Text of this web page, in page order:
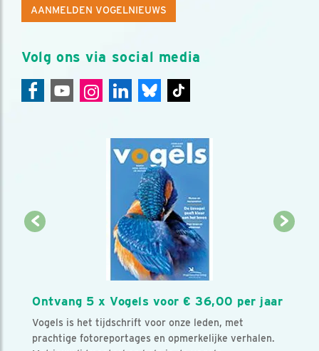
AANMELDEN VOGELNIEUWS
Volg ons via social media
Ontvang 5 x Vogels voor € 36,00 per jaar
Vogels is het tijdschrift voor onze leden, met
prachtige fotoreportages en opmerkelijke verhalen.